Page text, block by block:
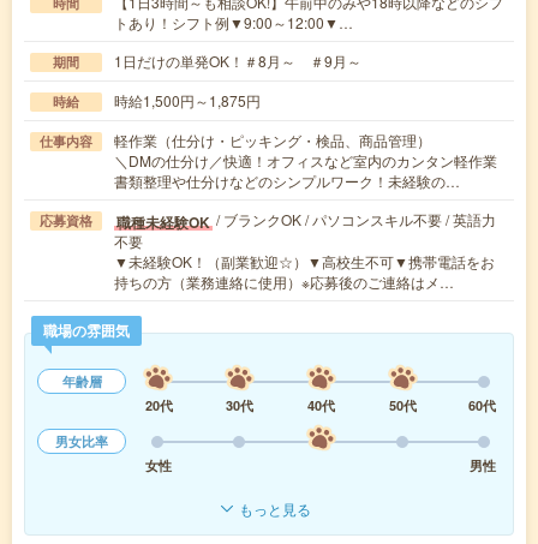
トあり！シフト例▼9:00～12:00▼…
期間 1日だけの単発OK！＃8月～ ＃9月～
時給 時給1,500円～1,875円
仕事内容
軽作業（仕分け・ピッキング・検品、商品管理）
＼DMの仕分け／快適！オフィスなど室内のカンタン軽作業
書類整理や仕分けなどのシンプルワーク！未経験の…
応募資格 職種未経験OK / ブランクOK / パソコンスキル不要 / 英語力
不要
▼未経験OK！（副業歓迎☆）▼高校生不可▼携帯電話をお
持ちの方（業務連絡に使用）※応募後のご連絡はメ…
職場の雰囲気
年齢層
20代
30代 40代 50代
60代
男女比率
女性
男性
もっと見る